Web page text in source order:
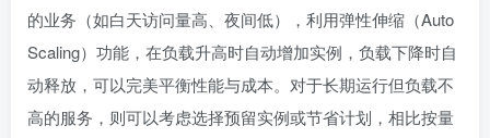
的业务（如白天访问量高、夜间低），利用弹性伸缩（Auto
Scaling）功能，在负载升高时自动增加实例，负载下降时自
动释放，可以完美平衡性能与成本。对于长期运行但负载不
高的服务，则可以考虑选择预留实例或节省计划，相比按量